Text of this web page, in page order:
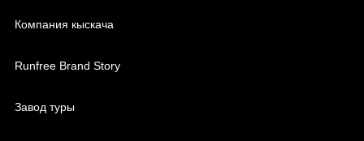
Компания кыскача
Runfree Brand Story
Завод туры